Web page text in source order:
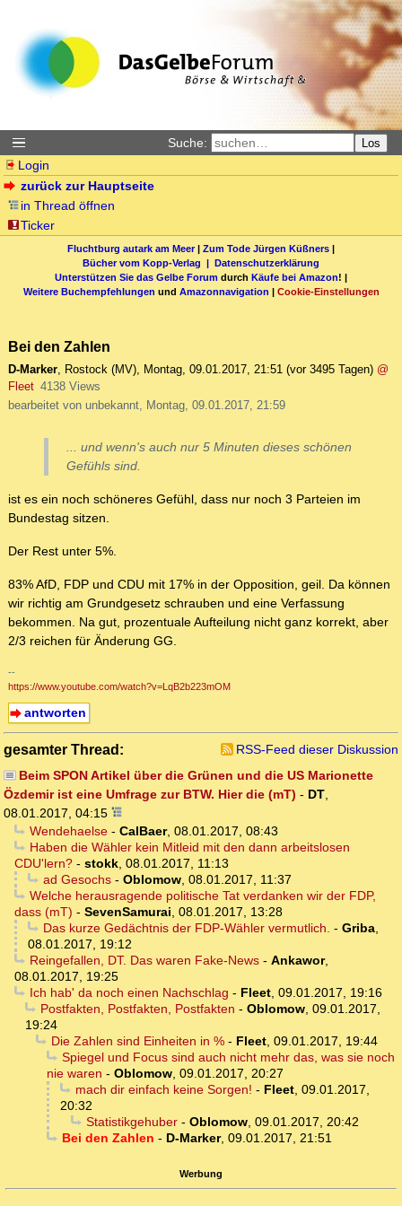
Suche: Los
Login
zurück zur Hauptseite
in Thread öffnen
Ticker
Fluchtburg autark am Meer| Zum Tode Jürgen Küßners |
Bücher vom Kopp-Verlag | Datenschutzerklärung
Unterstützen Sie das Gelbe Forum durch Käufe bei Amazon! |
Weitere Buchempfehlungen und Amazonnavigation | Cookie-Einstellungen
Bei den Zahlen
D-Marker, Rostock (MV), Montag, 09.01.2017, 21:51 (vor 3495 Tagen) @
Fleet 4138 Views
bearbeitet von unbekannt, Montag, 09.01.2017, 21:59
... und wenn's auch nur 5 Minuten dieses schönen
Gefühls sind.
ist es ein noch schöneres Gefühl, dass nur noch 3 Parteien im
Bundestag sitzen.
Der Rest unter 5%.
83% AfD, FDP und CDU mit 17% in der Opposition, geil. Da können
wir richtig am Grundgesetz schrauben und eine Verfassung
bekommen. Na gut, prozentuale Aufteilung nicht ganz korrekt, aber
2/3 reichen für Änderung GG.
--
https://www.youtube.com/watch?v=LqB2b223mOM
antworten
gesamter Thread:
RSS-Feed dieser Diskussion
Beim SPON Artikel über die Grünen und die US Marionette
Özdemir ist eine Umfrage zur BTW. Hier die (mT) - DT,
08.01.2017, 04:15
Wendehaelse- CalBaer, 08.01.2017, 08:43
Haben die Wähler kein Mitleid mit den dann arbeitslosen
CDU'lern? - stokk, 08.01.2017, 11:13
ad Gesochs- Oblomow, 08.01.2017, 11:37
Welche herausragende politische Tat verdanken wir der FDP,
dass (mT) - SevenSamurai, 08.01.2017, 13:28
Das kurze Gedächtnis der FDP-Wähler vermutlich. - Griba,
08.01.2017, 19:12
Reingefallen, DT. Das waren Fake-News- Ankawor,
08.01.2017, 19:25
Ich hab' da noch einen Nachschlag - Fleet, 09.01.2017, 19:16
Postfakten, Postfakten, Postfakten - Oblomow, 09.01.2017,
19:24
Die Zahlen sind Einheiten in %- Fleet, 09.01.2017, 19:44
Spiegel und Focus sind auch nicht mehr das, was sie noch
nie waren - Oblomow, 09.01.2017, 20:27
mach dir einfach keine Sorgen! - Fleet, 09.01.2017,
20:32
Statistikgehuber- Oblomow, 09.01.2017, 20:42
Bei den Zahlen - D-Marker, 09.01.2017, 21:51
Werbung